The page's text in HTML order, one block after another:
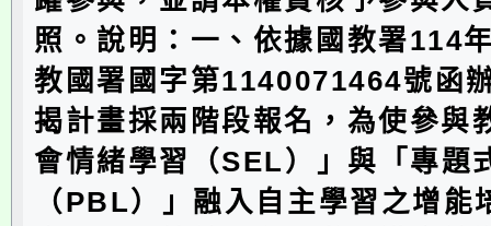
照。說明：一、依據國教署114
教國署國字第1140071464號函
揭計畫採兩階段報名，為使參與
會情緒學習（SEL）」與「專題
（PBL）」融入自主學習之增能